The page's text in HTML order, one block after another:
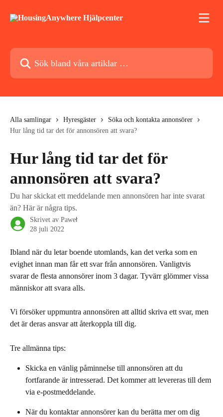
Sök bland våra artiklar …
Alla samlingar Hyresgäster
Söka och kontakta annonsörer
Hur lång tid tar det för annonsören att svara?
Hur lång tid tar det för
annonsören att svara?
Du har skickat ett meddelande men annonsören har inte svarat
än? Här är några tips.
Skrivet av Paweł
28 juli 2022
Ibland när du letar boende utomlands, kan det verka som en
evighet innan man får ett svar från annonsören. Vanligtvis
svarar de flesta annonsörer inom 3 dagar. Tyvärr glömmer vissa
människor att svara alls.
Vi försöker uppmuntra annonsören att alltid skriva ett svar, men
det är deras ansvar att återkoppla till dig.
Tre allmänna tips:
Skicka en vänlig påminnelse till annonsören att du
fortfarande är intresserad. Det kommer att levereras till dem
via e-postmeddelande.
När du kontaktar annonsörer kan du berätta mer om dig